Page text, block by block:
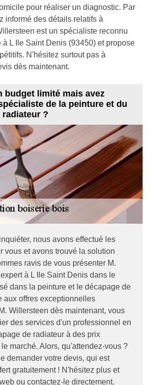
pour réaliser un diagnostic. Par
informé des détails relatifs à
est un spécialiste reconnu
L Ile Saint Denis (93450) et propose
N'hésitez surtout pas à
dès maintenant.
budget limité mais avez
de la peinture et du
radiateur ?
nous avons effectué les
vous et avons trouvé la solution
ravis de vous présenter M.
à L Ile Saint Denis dans le
dans la peinture et le décapage de
aux offres exceptionnelles
Willersteen dès maintenant, vous
des services d'un professionnel en
de radiateur à des prix
marché. Alors, qu'attendez-vous ?
demander votre devis, qui est
gratuitement ! N'hésitez plus et
ou contactez-le directement.